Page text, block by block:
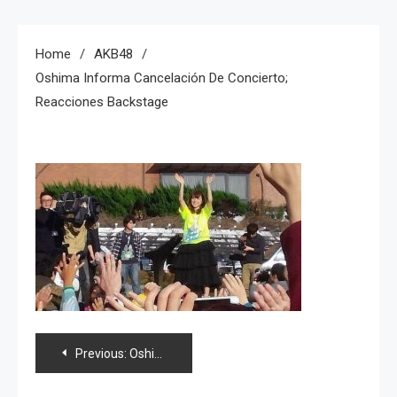
Home
AKB48
Oshima Informa Cancelación De Concierto;
Reacciones Backstage
Navegación
Previous: Oshima informa cancelación de concierto; reacciones backstage